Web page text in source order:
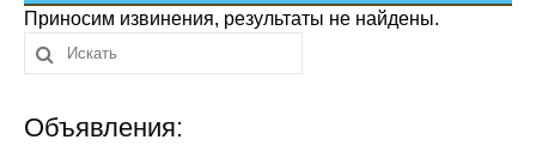
Сотрудники
Отчетность
Противодействие коррупции
Приносим извинения, результаты не найдены.
Объявления: